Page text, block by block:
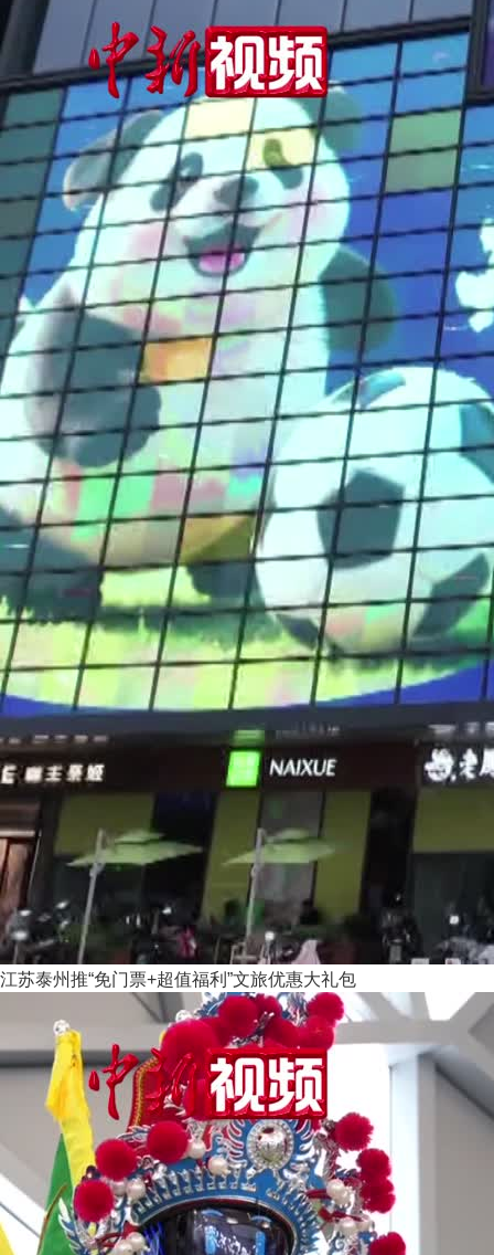
江苏泰州推“免门票+超值福利”文旅优惠大礼包